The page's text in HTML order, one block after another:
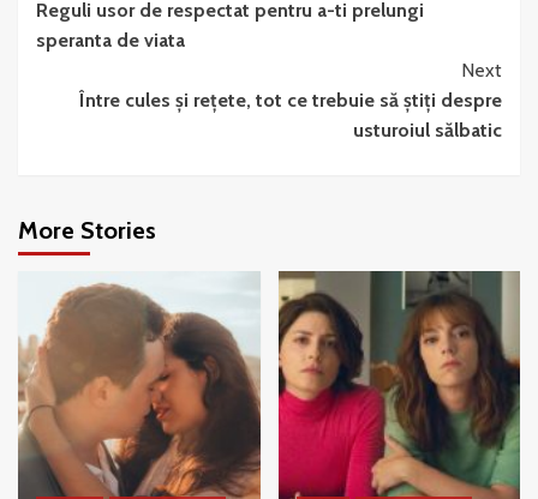
Reading
Reguli usor de respectat pentru a-ti prelungi
speranta de viata
Next
Între cules și rețete, tot ce trebuie să știți despre
usturoiul sălbatic
More Stories